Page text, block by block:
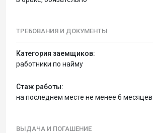
ТРЕБОВАНИЯ И ДОКУМЕНТЫ
Категория заемщиков:
работники по найму
Стаж работы:
на последнем месте не менее 6 месяцев
ВЫДАЧА И ПОГАШЕНИЕ